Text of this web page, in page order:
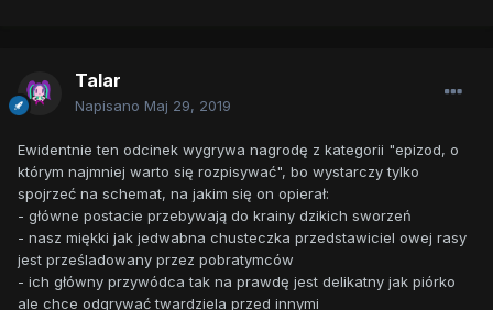
Talar
Napisano Maj 29, 2019
Ewidentnie ten odcinek wygrywa nagrodę z kategorii "epizod, o
którym najmniej warto się rozpisywać", bo wystarczy tylko
spojrzeć na schemat, na jakim się on opierał:
- główne postacie przebywają do krainy dzikich sworzeń
- nasz miękki jak jedwabna chusteczka przedstawiciel owej rasy
jest prześladowany przez pobratymców
- ich główny przywódca tak na prawdę jest delikatny jak piórko
ale chce odgrywać twardziela przed innymi